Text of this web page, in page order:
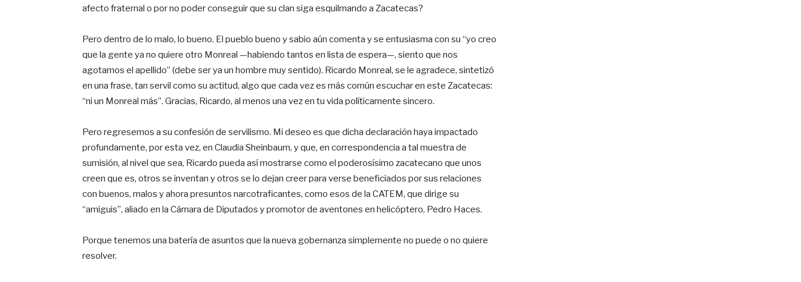
afecto fraternal o por no poder conseguir que su clan siga esquilmando a Zacatecas?
Pero dentro de lo malo, lo bueno. El pueblo bueno y sabio aún comenta y se entusiasma con su “yo creo
que la gente ya no quiere otro Monreal —habiendo tantos en lista de espera—, siento que nos
agotamos el apellido” (debe ser ya un hombre muy sentido). Ricardo Monreal, se le agradece, sintetizó
en una frase, tan servil como su actitud, algo que cada vez es más común escuchar en este Zacatecas:
“ni un Monreal más”. Gracias, Ricardo, al menos una vez en tu vida políticamente sincero.
Pero regresemos a su confesión de servilismo. Mi deseo es que dicha declaración haya impactado
profundamente, por esta vez, en Claudia Sheinbaum, y que, en correspondencia a tal muestra de
sumisión, al nivel que sea, Ricardo pueda así mostrarse como el poderosísimo zacatecano que unos
creen que es, otros se inventan y otros se lo dejan creer para verse beneficiados por sus relaciones
con buenos, malos y ahora presuntos narcotraficantes, como esos de la CATEM, que dirige su
“amiguis”, aliado en la Cámara de Diputados y promotor de aventones en helicóptero, Pedro Haces.
Porque tenemos una batería de asuntos que la nueva gobernanza simplemente no puede o no quiere
resolver.